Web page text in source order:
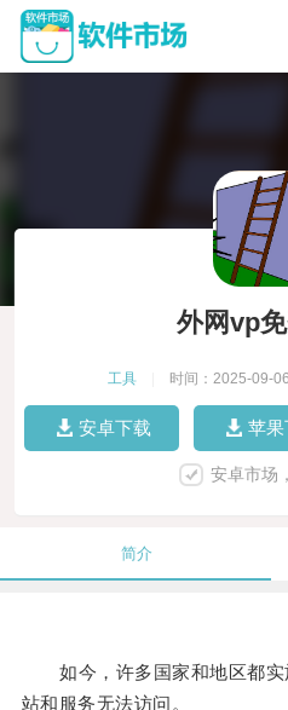
外网vp
工具 时间：2025-09-06
安卓下载 苹果
安卓市场
简介
如今，许多国家和地区都实
站和服务无法访问。